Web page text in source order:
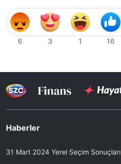
Haberler
31 Mart 2024 Yerel Seçim Sonuçları